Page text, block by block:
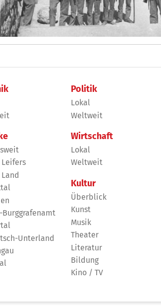
Leifers
Burggrafenamt
Unterland
Politik
Lokal
Weltweit
Wirtschaft
Lokal
Weltweit
Kultur
Überblick
Kunst
Musik
Theater
Literatur
Bildung
Kino / TV